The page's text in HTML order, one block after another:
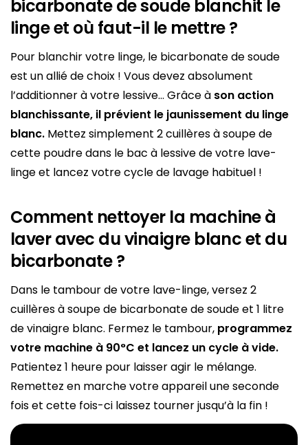
bicarbonate de soude blanchit le
linge et où faut-il le mettre ?
Pour blanchir votre linge, le bicarbonate de soude
est un allié de choix ! Vous devez absolument
l’additionner à votre lessive… Grâce à son action
blanchissante, il prévient le jaunissement du linge
blanc. Mettez simplement 2 cuillères à soupe de
cette poudre dans le bac à lessive de votre lave-
linge et lancez votre cycle de lavage habituel !
Comment nettoyer la machine à
laver avec du vinaigre blanc et du
bicarbonate ?
Dans le tambour de votre lave-linge, versez 2
cuillères à soupe de bicarbonate de soude et 1 litre
de vinaigre blanc. Fermez le tambour, programmez
votre machine à 90°C et lancez un cycle à vide.
Patientez 1 heure pour laisser agir le mélange.
Remettez en marche votre appareil une seconde
fois et cette fois-ci laissez tourner jusqu’à la fin !